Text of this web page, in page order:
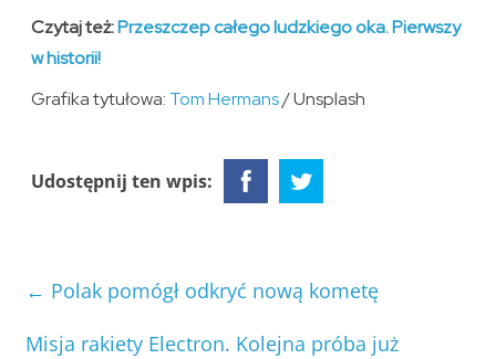
Czytaj też:Przeszczep całego ludzkiego oka. Pierwszy
w historii!
Grafika tytułowa: Tom Hermans/ Unsplash
Udostępnij ten wpis:
← Polak pomógł odkryć nową kometę
Misja rakiety Electron. Kolejna próba już